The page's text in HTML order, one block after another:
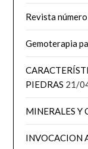
Revista
Gemoterapia
PIEDRAS 21/
MINERALES Y
INVOCACION